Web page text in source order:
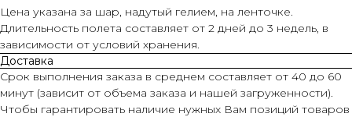
Цена указана за шар, надутый гелием, на ленточке.
Длительность полета составляет от 2 дней до 3 недель, в
зависимости от условий хранения.
Доставка
Срок выполнения заказа в среднем составляет от 40 до 60
минут (зависит от объема заказа и нашей загруженности).
Чтобы гарантировать наличие нужных Вам позиций товаров